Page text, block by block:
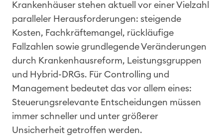
Krankenhäuser stehen aktuell vor einer Vielzahl
paralleler Herausforderungen: steigende
Kosten, Fachkräftemangel, rückläufige
Fallzahlen sowie grundlegende Veränderungen
durch Krankenhausreform, Leistungsgruppen
und Hybrid-DRGs. Für Controlling und
Management bedeutet das vor allem eines:
Steuerungsrelevante Entscheidungen müssen
immer schneller und unter größerer
Unsicherheit getroffen werden.